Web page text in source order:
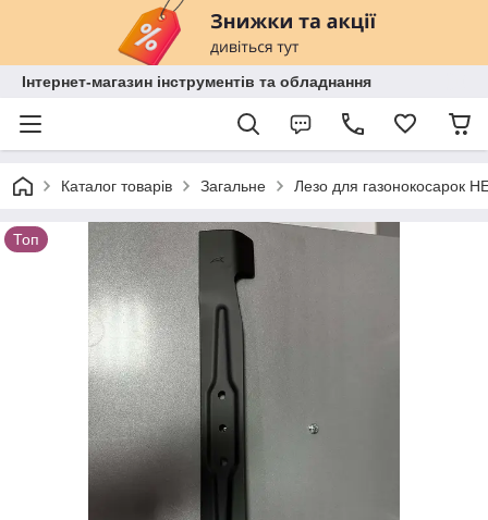
Інтернет-магазин інструментів та обладнання
Каталог товарів Загальне Лезо для газонокосарок
Топ